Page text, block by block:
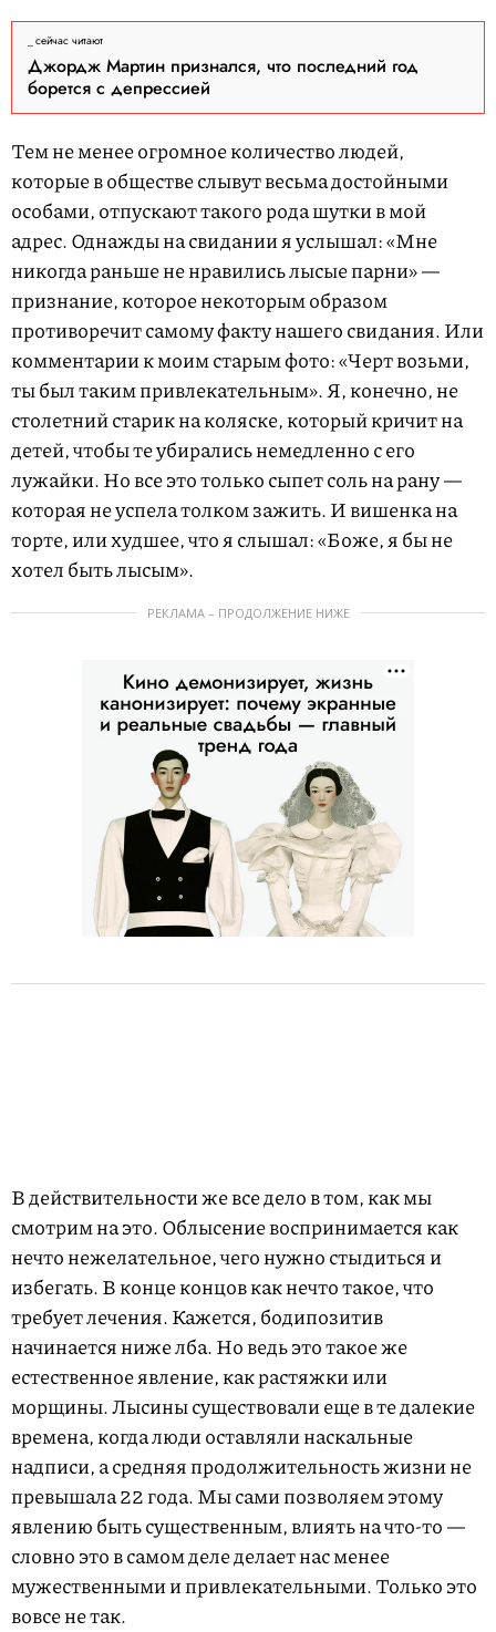
сейчас читают
Джордж Мартин признался, что последний год
борется с депрессией
Тем не менее огромное количество людей,
которые в обществе слывут весьма достойными
особами, отпускают такого рода шутки в мой
адрес. Однажды на свидании я услышал: «Мне
никогда раньше не нравились лысые парни» —
признание, которое некоторым образом
противоречит самому факту нашего свидания. Или
комментарии к моим старым фото: «Черт возьми,
ты был таким привлекательным». Я, конечно, не
столетний старик на коляске, который кричит на
детей, чтобы те убирались немедленно с его
лужайки. Но все это только сыпет соль на рану —
которая не успела толком зажить. И вишенка на
торте, или худшее, что я слышал: «Боже, я бы не
хотел быть лысым».
РЕКЛАМА – ПРОДОЛЖЕНИЕ НИЖЕ
В действительности же все дело в том, как мы
смотрим на это. Облысение воспринимается как
нечто нежелательное, чего нужно стыдиться и
избегать. В конце концов как нечто такое, что
требует лечения. Кажется, бодипозитив
начинается ниже лба. Но ведь это такое же
естественное явление, как растяжки или
морщины. Лысины существовали еще в те далекие
времена, когда люди оставляли наскальные
надписи, а средняя продолжительность жизни не
превышала 22 года. Мы сами позволяем этому
явлению быть существенным, влиять на что-то —
словно это в самом деле делает нас менее
мужественными и привлекательными. Только это
вовсе не так.